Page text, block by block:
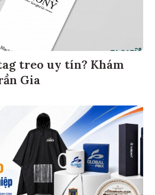
treo uy tín? Khám
Gia